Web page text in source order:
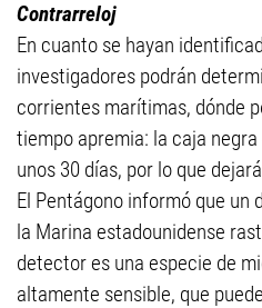
Contrarreloj
En cuanto se hayan
investigadores podrán
corrientes marítimas, dónde
tiempo apremia: la caja
unos 30 días, por lo que
El Pentágono informó que un
la Marina estadounidense
detector es una especie de
altamente sensible, que